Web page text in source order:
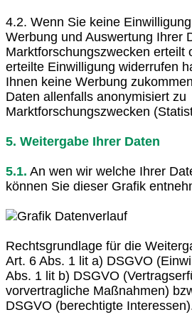
4.2. Wenn Sie keine
Werbung und Auswertung Ihrer
Marktforschungszwecken erteilt
erteilte Einwilligung widerrufen
Ihnen keine Werbung
Daten allenfalls anonymisiert zu
Marktforschungszwecken
5. Weitergabe Ihrer Daten
5.1. An wen wir welche Ihrer
können Sie dieser Grafik
Rechtsgrundlage für die
Art. 6 Abs. 1 lit a) DSGVO
Abs. 1 lit b) DSGVO
vorvertragliche Maßnahmen)
DSGVO (berechtigte